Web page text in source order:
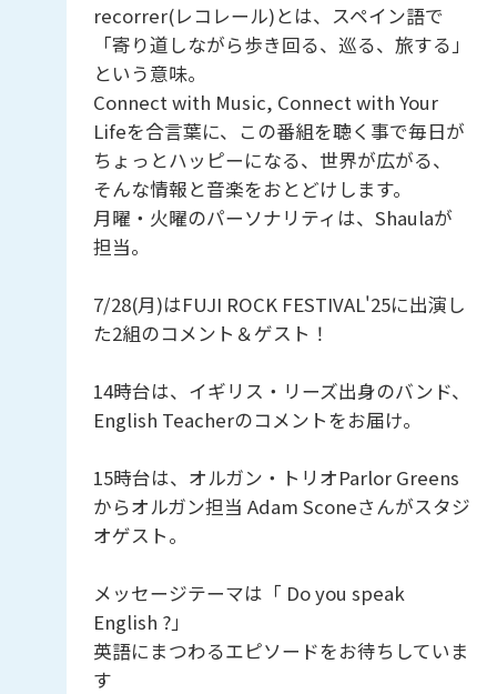
recorrer(レコレール)とは、スペイン語で
「寄り道しながら歩き回る、巡る、旅する」
という意味。
Connect with Music, Connect with Your
Lifeを合言葉に、この番組を聴く事で毎日が
ちょっとハッピーになる、世界が広がる、
そんな情報と音楽をおとどけします。
月曜・火曜のパーソナリティは、Shaulaが
担当。
7/28(月)はFUJI ROCK FESTIVAL'25に出演し
た2組のコメント＆ゲスト！
14時台は、イギリス・リーズ出身のバンド、
English Teacherのコメントをお届け。
15時台は、オルガン・トリオParlor Greens
からオルガン担当 Adam Sconeさんがスタジ
オゲスト。
メッセージテーマは「 Do you speak
English ?」
英語にまつわるエピソードをお待ちしていま
す